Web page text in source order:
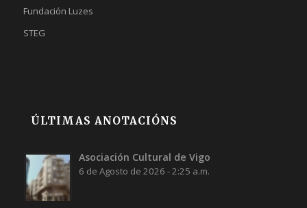
Fundación Luzes
STEG
ÚLTIMAS ANOTACIÓNS
Asociación Cultural de Vigo
6 de Agosto de 2026 - 2:25 a.m.